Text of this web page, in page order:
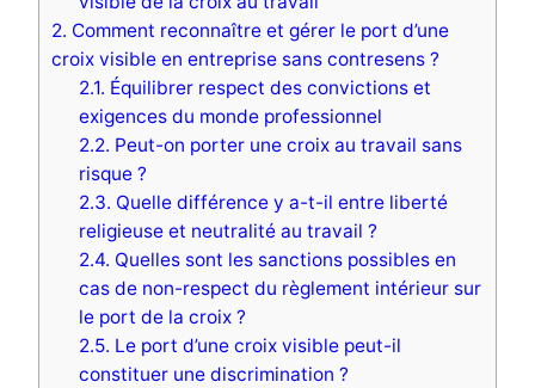
2. Comment reconnaître et gérer le port d’une
croix visible en entreprise sans contresens ?
2.1. Équilibrer respect des convictions et
exigences du monde professionnel
2.2. Peut-on porter une croix au travail sans
risque ?
2.3. Quelle différence y a-t-il entre liberté
religieuse et neutralité au travail ?
2.4. Quelles sont les sanctions possibles en
cas de non-respect du règlement intérieur sur
le port de la croix ?
2.5. Le port d’une croix visible peut-il
constituer une discrimination ?